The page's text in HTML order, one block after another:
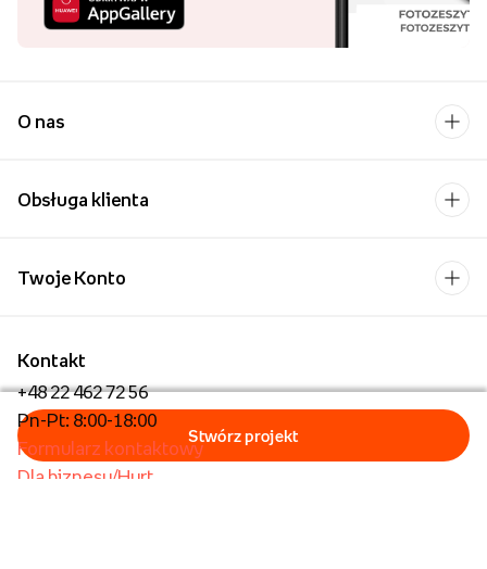
O nas
Obsługa klienta
Kontakt
+48 22 462 72 56
Pn-Pt: 8:00-18:00
Formularz kontaktowy
Dla biznesu/Hurt
Twoje Konto